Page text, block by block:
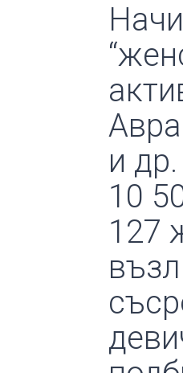
и
10
127